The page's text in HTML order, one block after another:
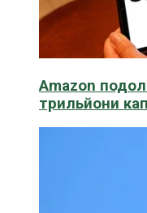
Amazon
трильйони